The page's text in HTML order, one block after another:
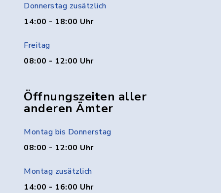
Donnerstag zusätzlich
14:00 - 18:00 Uhr
Freitag
08:00 - 12:00 Uhr
Öffnungszeiten aller
anderen Ämter
Montag bis Donnerstag
08:00 - 12:00 Uhr
Montag zusätzlich
14:00 - 16:00 Uhr